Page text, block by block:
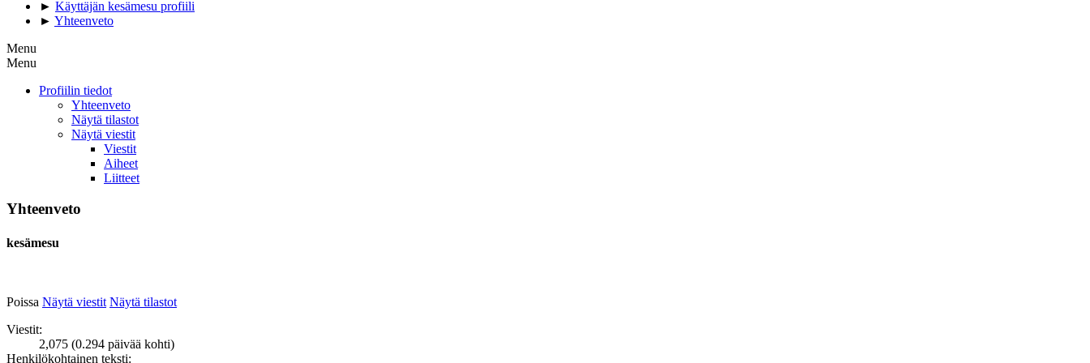
► Käyttäjän kesämesu profiili
► Yhteenveto
Menu
Menu
Profiilin tiedot
Yhteenveto
Näytä tilastot
Näytä viestit
Viestit
Aiheet
Liitteet
Yhteenveto
kesämesu
Poissa Näytä viestit Näytä tilastot
Viestit:
2,075 (0.294 päivää kohti)
Henkilökohtainen teksti: